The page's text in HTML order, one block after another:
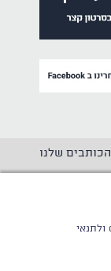
הכותבים שלנו
ולתנאי